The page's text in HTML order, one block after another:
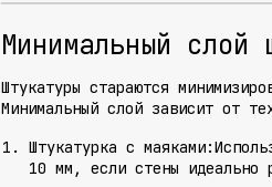
Минимальный слой
Штукатуры стараются
Минимальный слой зависит от
Штукатурка с маяками:
10 мм, если стены идеально